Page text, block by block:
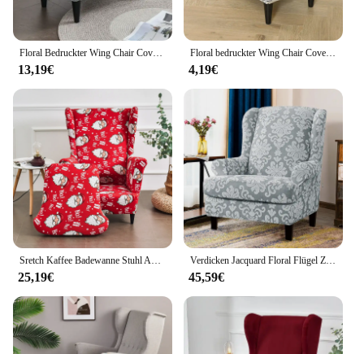
13,19€
Floral bedruckter Wing Chair Cover Stretch Spandex Sesselbezüge Nordic abnehmbare Relax Sofa Schonbezüge mit Sitzkissenbezügen
4,19€
25,19€
Verdicken Jacquard Floral Flügel Zurück Stuhl Abdeckung Stretch Sofa Sessel Schutzhülle Außenverteidiger Lounge Stuhl Kissen Abdeckung
45,59€